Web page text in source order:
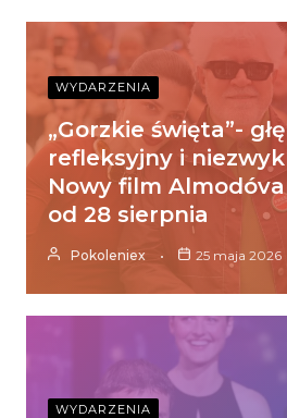
WYDARZENIA
„Gorzkie święta”-
refleksyjny i
Nowy film
od 28 sierpnia
Pokoleniex 25 maja 2026
WYDARZENIA